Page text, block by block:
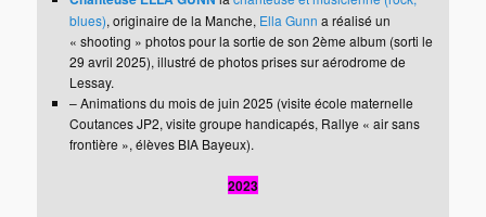
blues), originaire de la Manche, Ella Gunn a réalisé un
« shooting » photos pour la sortie de son 2ème album (sorti le
29 avril 2025), illustré de photos prises sur aérodrome de
Lessay.
– Animations du mois de juin 2025 (visite école maternelle
Coutances JP2, visite groupe handicapés, Rallye « air sans
frontière », élèves BIA Bayeux).
2023